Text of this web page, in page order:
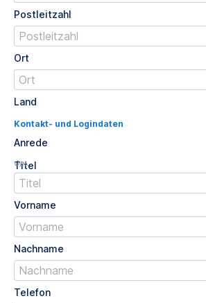
Postleitzahl
Ort
Land
Kontakt- und Logindaten
Anrede
Titel
Opt.
Vorname
Nachname
Telefon